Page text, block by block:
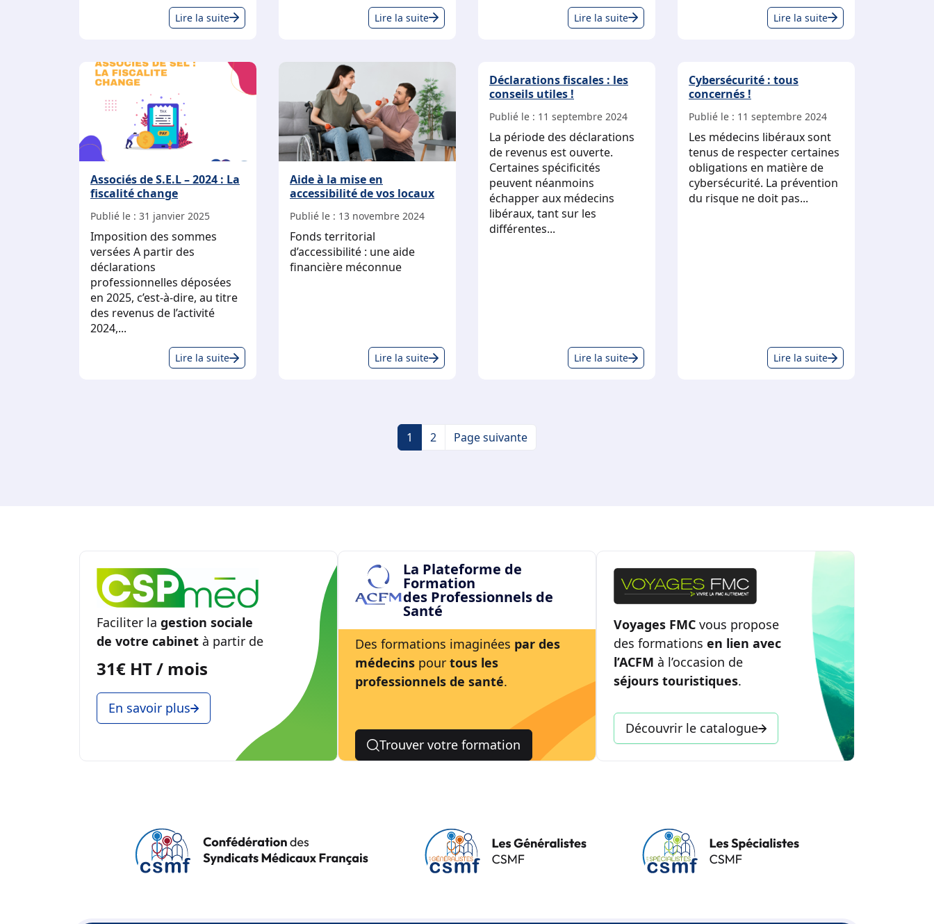
Lire la suite
Réputation
numérique
un
permanent
Lire la suite
Facturation
électronique
ce
doit
savoir
médecin
libéral
Lire la suite
Vos
obligations
Lire la suite
Cyberattaque
WEDA
Associés de S.E.L – 2024 : La
fiscalité change
Publié le : 31 janvier 2025
Imposition des sommes
versées A partir des
déclarations
professionnelles déposées
en 2025, c’est-à-dire, au titre
des revenus de l’activité
2024,...
Lire la suite
Associés
de
Aide à la mise en
accessibilité de vos locaux
Publié le : 13 novembre 2024
Fonds territorial
d’accessibilité : une aide
financière méconnue
Lire la suite
Aide
à
accessibilité
Déclarations fiscales : les
conseils utiles !
Publié le : 11 septembre 2024
La période des déclarations
de revenus est ouverte.
Certaines spécificités
peuvent néanmoins
échapper aux médecins
libéraux, tant sur les
différentes...
Lire la suite
Déclarations
fiscales :
Cybersécurité : tous
concernés !
Publié le : 11 septembre 2024
Les médecins libéraux sont
tenus de respecter certaines
obligations en matière de
cybersécurité. La prévention
du risque ne doit pas...
Lire la suite
Cybersécurité :
tous
1 2 Page suivante
Faciliter la gestion sociale
de votre cabinet à partir de
31€ HT / mois
En savoir plus
La Plateforme de
Formation
des Professionnels de
Santé
Des formations imaginées par des
médecins pour tous les
professionnels de santé.
Trouver votre formation
Voyages FMC vous propose
des formations en lien avec
l’ACFM à l’occasion de
séjours touristiques.
Découvrir le catalogue